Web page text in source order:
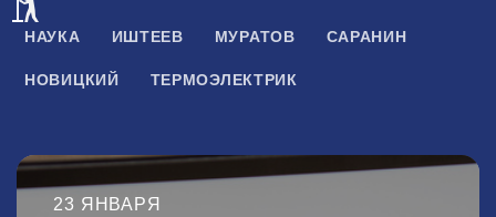
НАУКА ИШТЕЕВ МУРАТОВ САРАНИН
НОВИЦКИЙ ТЕРМОЭЛЕКТРИК
23 ЯНВАРЯ